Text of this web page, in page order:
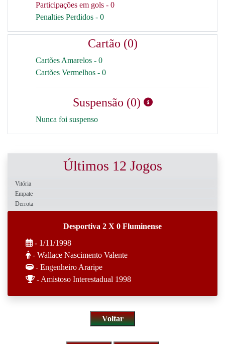
Participações em gols - 0
Penalties Perdidos - 0
Cartão (0)
Cartões Amarelos - 0
Cartões Vermelhos - 0
Suspensão (0)
Nunca foi suspenso
Últimos 12 Jogos
Vitória
Empate
Derrota
Desportiva 2 X 0 Fluminense
- 1/11/1998
- Wallace Nascimento Valente
- Engenheiro Araripe
- Amistoso Interestadual 1998